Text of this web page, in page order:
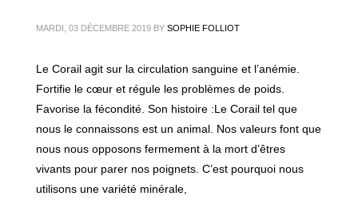
MARDI, 03 DÉCEMBRE 2019 BY SOPHIE FOLLIOT
Le Corail agit sur la circulation sanguine et l’anémie.
Fortifie le cœur et régule les problèmes de poids.
Favorise la fécondité. Son histoire :Le Corail tel que
nous le connaissons est un animal. Nos valeurs font que
nous nous opposons fermement à la mort d’êtres
vivants pour parer nos poignets. C’est pourquoi nous
utilisons une variété minérale,